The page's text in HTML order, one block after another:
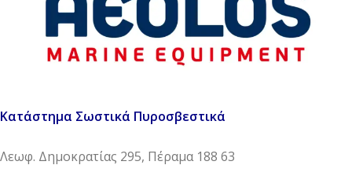
Κατάστημα Σωστικά Πυροσβεστικά
Λεωφ. Δημοκρατίας 295, Πέραμα 188 63